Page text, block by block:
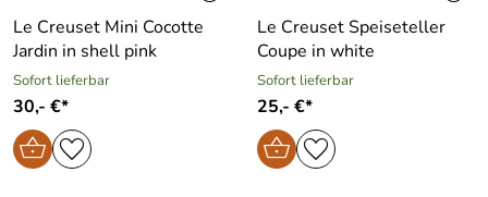
Le Creuset Mini Cocotte
Jardin in shell pink
Sofort lieferbar
30,- €*
Le Creuset Speiseteller
Coupe in white
Sofort lieferbar
25,- €*